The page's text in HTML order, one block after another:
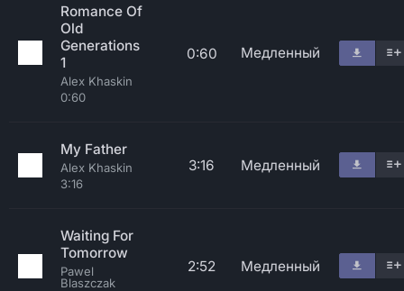
Romance Of
Old
Generations
1
Alex Khaskin
0:60
0:60 Медленный
My Father
Alex Khaskin
3:16
3:16 Медленный
Waiting For
Tomorrow
Pawel
Blaszczak
2:52 Медленный